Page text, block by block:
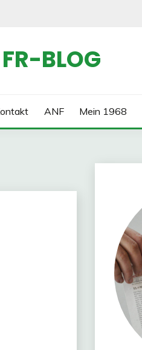
BLOG
ANF Mein 1968